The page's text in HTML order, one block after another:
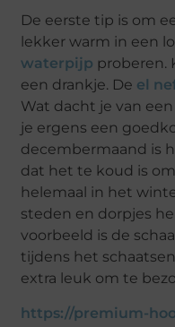
De eerste tip is om
lekker warm in een
waterpijp proberen.
een drankje. De el
Wat dacht je van
je ergens een
decembermaand is
dat het te koud is
helemaal in het
steden en dorpjes
voorbeeld is de
tijdens het
extra leuk om te
https://premium-